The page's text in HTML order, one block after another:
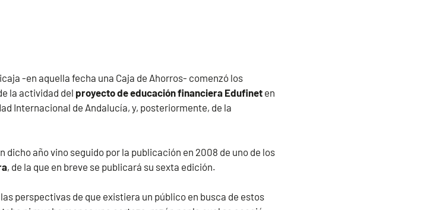
-en aquella fecha una Caja de Ahorros- comenzó los
la actividad del proyecto de educación financiera Edufinet en
Internacional de Andalucía, y, posteriormente, de la
dicho año vino seguido por la publicación en 2008 de uno de los
, de la que en breve se publicará su sexta edición.
perspectivas de que existiera un público en busca de estos